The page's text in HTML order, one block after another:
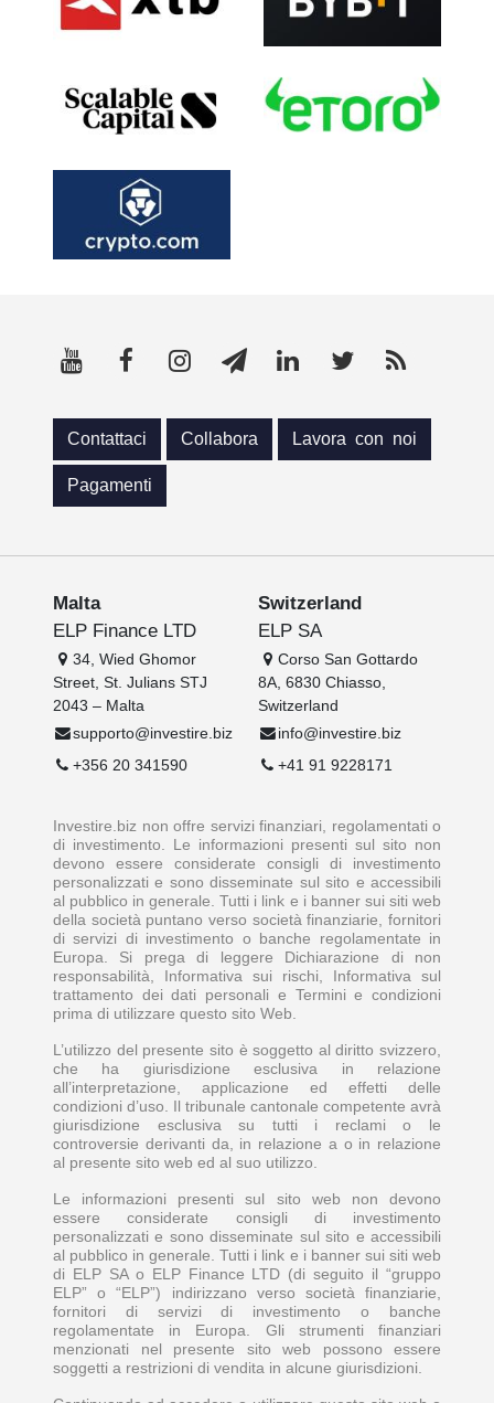
Contattaci Collabora Lavora con noi
Pagamenti
Malta
ELP Finance LTD
34, Wied Ghomor
Street, St. Julians STJ
2043 – Malta
supporto@investire.biz
+356 20 341590
Switzerland
ELP SA
Corso San Gottardo
8A, 6830 Chiasso,
Switzerland
info@investire.biz
+41 91 9228171
Investire.biz non offre servizi finanziari, regolamentati o
di investimento. Le informazioni presenti sul sito non
devono essere considerate consigli di investimento
personalizzati e sono disseminate sul sito e accessibili
al pubblico in generale. Tutti i link e i banner sui siti web
della società puntano verso società finanziarie, fornitori
di servizi di investimento o banche regolamentate in
Europa. Si prega di leggere Dichiarazione di non
responsabilità, Informativa sui rischi, Informativa sul
trattamento dei dati personali e Termini e condizioni
prima di utilizzare questo sito Web.
L’utilizzo del presente sito è soggetto al diritto svizzero,
che ha giurisdizione esclusiva in relazione
all’interpretazione, applicazione ed effetti delle
condizioni d’uso. Il tribunale cantonale competente avrà
giurisdizione esclusiva su tutti i reclami o le
controversie derivanti da, in relazione a o in relazione
al presente sito web ed al suo utilizzo.
Le informazioni presenti sul sito web non devono
essere considerate consigli di investimento
personalizzati e sono disseminate sul sito e accessibili
al pubblico in generale. Tutti i link e i banner sui siti web
di ELP SA o ELP Finance LTD (di seguito il “gruppo
ELP” o “ELP”) indirizzano verso società finanziarie,
fornitori di servizi di investimento o banche
regolamentate in Europa. Gli strumenti finanziari
menzionati nel presente sito web possono essere
soggetti a restrizioni di vendita in alcune giurisdizioni.